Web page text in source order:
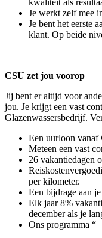
kwaliteit als
Je werkt zelf mee
Je bent het eerste
klant. Op beide
CSU zet jou voorop
Jij bent er altijd voor
jou. Je krijgt een vast
Glazenwassersbedrijf.
Een uurloon vanaf
Meteen een vast
26 vakantiedagen
per kilometer.
Een bijdrage aan
Elk jaar 8%
december als je
Ons programma “